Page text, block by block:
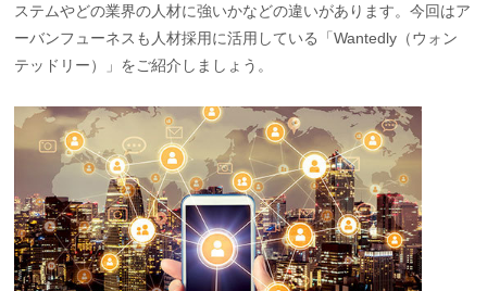
ステムやどの業界の人材に強いかなどの違いがあります。今回はア
ーバンフューネスも人材採用に活用している「Wantedly（ウォン
テッドリー）」をご紹介しましょう。